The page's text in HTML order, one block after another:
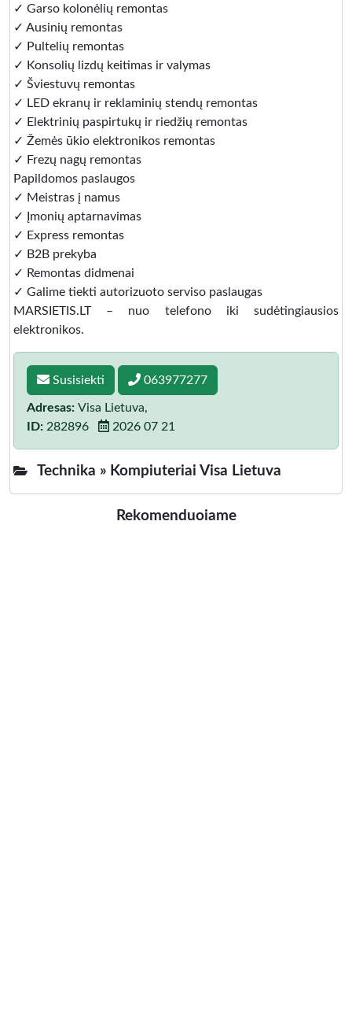
✓ Garso kolonėlių remontas
✓ Ausinių remontas
✓ Pultelių remontas
✓ Konsolių lizdų keitimas ir valymas
✓ Šviestuvų remontas
✓ LED ekranų ir reklaminių stendų remontas
✓ Elektrinių paspirtukų ir riedžių remontas
✓ Žemės ūkio elektronikos remontas
✓ Frezų nagų remontas
Papildomos paslaugos
✓ Meistras į namus
✓ Įmonių aptarnavimas
✓ Express remontas
✓ B2B prekyba
✓ Remontas didmenai
✓ Galime tiekti autorizuoto serviso paslaugas
MARSIETIS.LT – nuo telefono iki sudėtingiausios
elektronikos.
Susisiekti 063977277
Adresas: Visa Lietuva,
ID: 282896 2026 07 21
Technika » Kompiuteriai Visa Lietuva
Rekomenduojame